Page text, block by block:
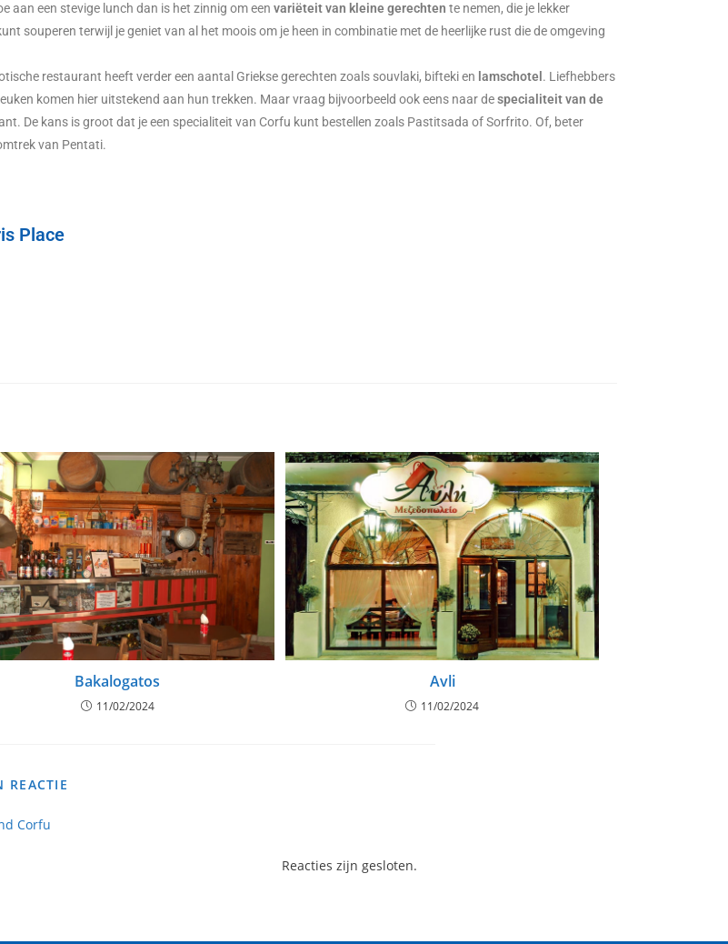
aan een stevige lunch dan is het zinnig om een variëteit van kleine gerechten te nemen, die je lekker
souperen terwijl je geniet van al het moois om je heen in combinatie met de heerlijke rust die de omgeving
restaurant heeft verder een aantal Griekse gerechten zoals souvlaki, bifteki en lamschotel . Liefhebbers
komen hier uitstekend aan hun trekken. Maar vraag bijvoorbeeld ook eens naar despecialiteit van de
De kans is groot dat je een specialiteit van Corfu kunt bestellen zoals Pastitsada of Sorfrito. Of, beter
van Pentati.
Place
Bakalogatos
11/02/2024
Avli
11/02/2024
REACTIE
Corfu
Reacties zijn gesloten.